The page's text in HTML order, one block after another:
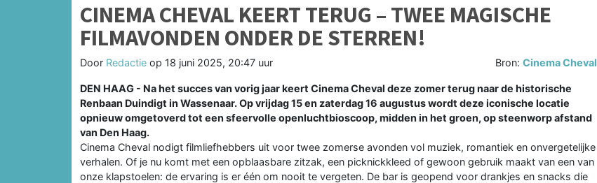
CINEMA CHEVAL KEERT TERUG – TWEE MAGISCHE
FILMAVONDEN ONDER DE STERREN!
Door Redactie op 18 juni 2025, 20:47 uur Bron:Cinema Cheval
DEN HAAG - Na het succes van vorig jaar keert Cinema Cheval deze zomer terug naar de historische
Renbaan Duindigt in Wassenaar. Op vrijdag 15 en zaterdag 16 augustus wordt deze iconische locatie
opnieuw omgetoverd tot een sfeervolle openluchtbioscoop, midden in het groen, op steenworp afstand
van Den Haag.
Cinema Cheval nodigt filmliefhebbers uit voor twee zomerse avonden vol muziek, romantiek en onvergetelijke
verhalen. Of je nu komt met een opblaasbare zitzak, een picknickkleed of gewoon gebruik maakt van een van
onze klapstoelen: de ervaring is er één om nooit te vergeten. De bar is geopend voor drankjes en snacks die